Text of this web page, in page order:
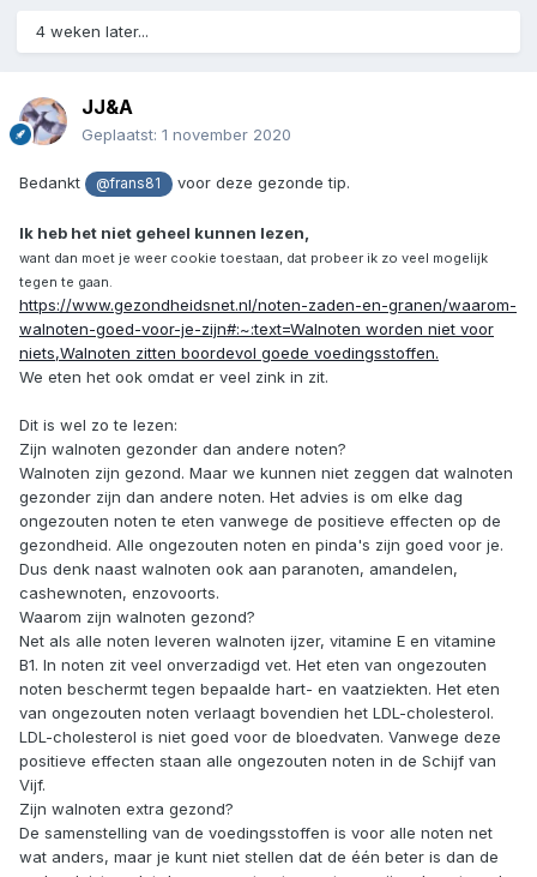
4 weken later...
JJ&A
Geplaatst: 1 november 2020
Bedankt @frans81 voor deze gezonde tip.
Ik heb het niet geheel kunnen lezen,
want dan moet je weer cookie toestaan, dat probeer ik zo veel mogelijk
tegen te gaan.
https://www.gezondheidsnet.nl/noten-zaden-en-granen/waarom-
walnoten-goed-voor-je-zijn#:~:text=Walnoten worden niet voor
niets,Walnoten zitten boordevol goede voedingsstoffen.
We eten het ook omdat er veel zink in zit.
Dit is wel zo te lezen:
Zijn walnoten gezonder dan andere noten?
Walnoten zijn gezond. Maar we kunnen niet zeggen dat walnoten
gezonder zijn dan andere noten. Het advies is om elke dag
ongezouten noten te eten vanwege de positieve effecten op de
gezondheid. Alle ongezouten noten en pinda's zijn goed voor je.
Dus denk naast walnoten ook aan paranoten, amandelen,
cashewnoten, enzovoorts.
Waarom zijn walnoten gezond?
Net als alle noten leveren walnoten ijzer, vitamine E en vitamine
B1. In noten zit veel onverzadigd vet. Het eten van ongezouten
noten beschermt tegen bepaalde hart- en vaatziekten. Het eten
van ongezouten noten verlaagt bovendien het LDL-cholesterol.
LDL-cholesterol is niet goed voor de bloedvaten. Vanwege deze
positieve effecten staan alle ongezouten noten in de Schijf van
Vijf.
Zijn walnoten extra gezond?
De samenstelling van de voedingsstoffen is voor alle noten net
wat anders, maar je kunt niet stellen dat de één beter is dan de